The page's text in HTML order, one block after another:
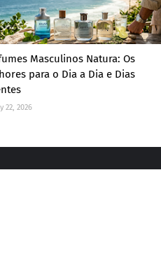
Masculinos Natura: Os
para o Dia a Dia e Dias
22, 2026